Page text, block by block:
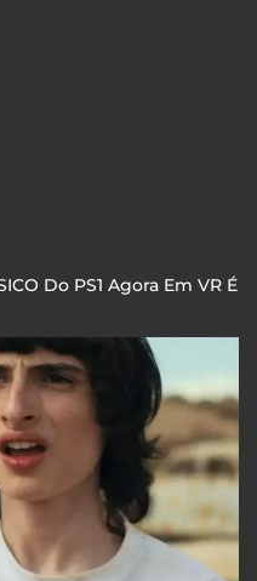
Do PS1 Agora Em VR É